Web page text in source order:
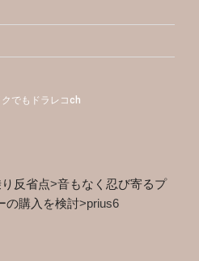
反省点>音もなく忍び寄るプ
の購入を検討>prius6